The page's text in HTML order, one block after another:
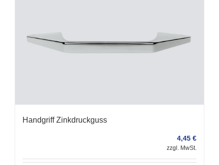
Handgriff Zinkdruckguss
4,45 €
zzgl. MwSt.